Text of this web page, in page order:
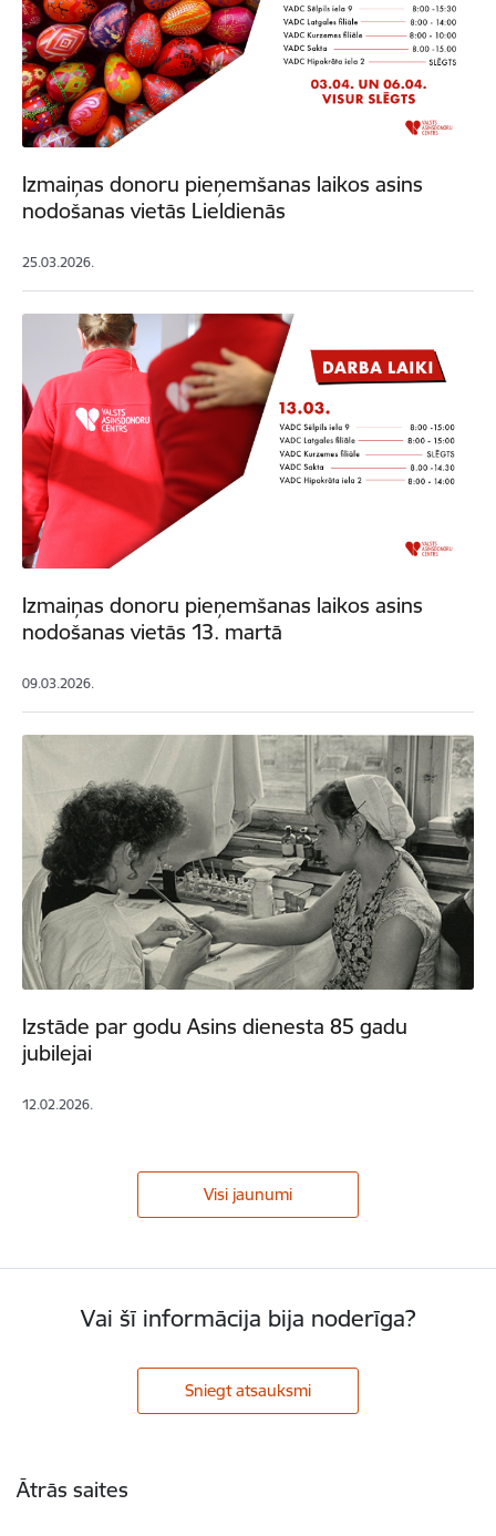
Izmaiņas donoru pieņemšanas laikos asins
nodošanas vietās Lieldienās
25.03.2026.
Izmaiņas donoru pieņemšanas laikos asins
nodošanas vietās 13. martā
09.03.2026.
Izstāde par godu Asins dienesta 85 gadu
jubilejai
12.02.2026.
Visi jaunumi
Vai šī informācija bija noderīga?
Sniegt atsauksmi
Ātrās saites